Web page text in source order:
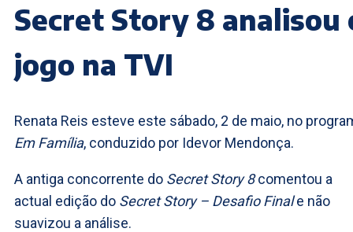
Secret Story 8 analisou
jogo na TVI
Renata Reis esteve este sábado, 2 de maio, no
Em Família, conduzido por Idevor Mendonça.
A antiga concorrente do Secret Story 8comentou a
actual edição do Secret Story – Desafio Finale não
suavizou a análise.